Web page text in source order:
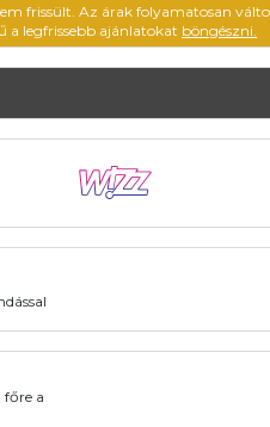
frissült. Az árak folyamatosan
a legfrissebb ajánlatokat böngészni.
főre a